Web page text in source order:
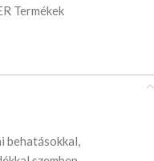
Termékek
behatásokkal,